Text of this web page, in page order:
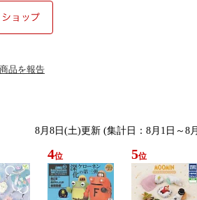
品を報告
8月8日(土)更新 (集計日：8月1日～8
4位 5位